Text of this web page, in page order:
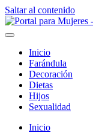
Saltar al contenido
Inicio
Farándula
Decoración
Dietas
Hijos
Sexualidad
Inicio